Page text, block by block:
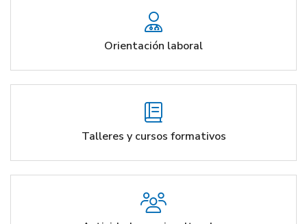
Orientación laboral
Talleres y cursos formativos